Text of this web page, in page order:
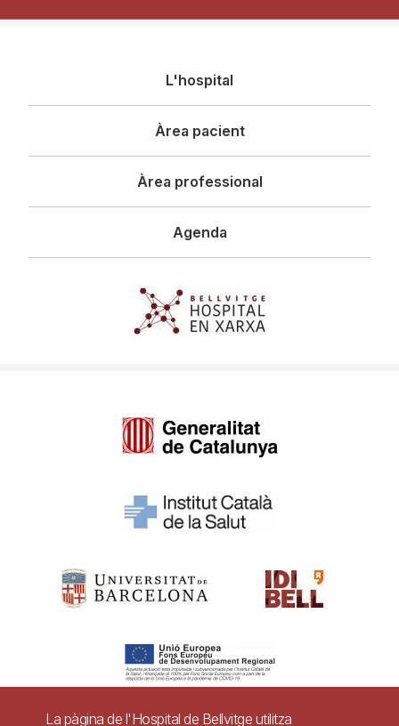
principal
L'hospital
Àrea pacient
Àrea professional
Agenda
La pàgina de l'Hospital de Bellvitge utilitza